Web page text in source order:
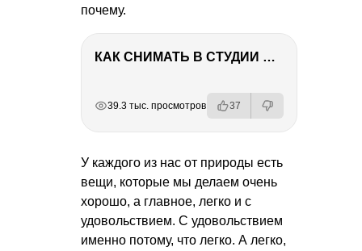
почему.
КАК СНИМАТЬ В СТУДИИ СО ВСПЫШКАМИ
39.3 тыс. просмотров 37
У каждого из нас от природы есть
вещи, которые мы делаем очень
хорошо, а главное, легко и с
удовольствием. С удовольствием
именно потому, что легко. А легко,